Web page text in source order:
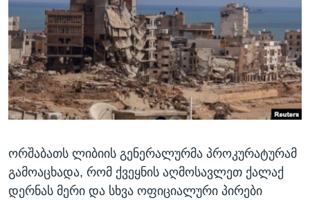
ᲮᲔᲓᲕᲐ ᲕᲐᲨᲘᲜᲒᲢᲝᲜᲘᲓᲐᲜ
ᲡᲢᲣᲓᲘᲐ ᲕᲐᲨᲘᲜᲒᲢᲝᲜᲘ
ᲞᲝᲚᲘᲢᲘᲙᲐ
ᲔᲙᲝᲜᲝᲛᲘᲙᲐ
ᲯᲐᲜᲛᲠᲗᲔᲚᲝᲑᲐ
ᲛᲔᲪᲜᲘᲔᲠᲔᲑᲐ
ᲘᲜᲢᲔᲠᲕᲘᲣ
ᲒᲐᲚᲘᲚᲔᲝ
ᲓᲔᲖᲘᲜᲤᲝᲠᲛᲐᲪᲘᲐ
ᲠᲣᲡᲔᲗᲘᲡ ᲨᲔᲭᲠᲐ ᲣᲙᲠᲐᲘᲜᲐᲨᲘ
Learning English
ᲗᲕᲐᲚᲘ ᲒᲕᲐᲓᲔᲕᲜᲔᲗ
ორშაბათს ლიბიის გენერალურმა პროკურატურამ
გამოაცხადა, რომ ქვეყნის აღმოსავლეთ ქალაქ
დერნას მერი და სხვა ოფიციალური პირები